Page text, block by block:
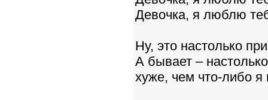
Девочка, я люблю
Ну, это настолько
А бывает –
хуже, чем что-либо